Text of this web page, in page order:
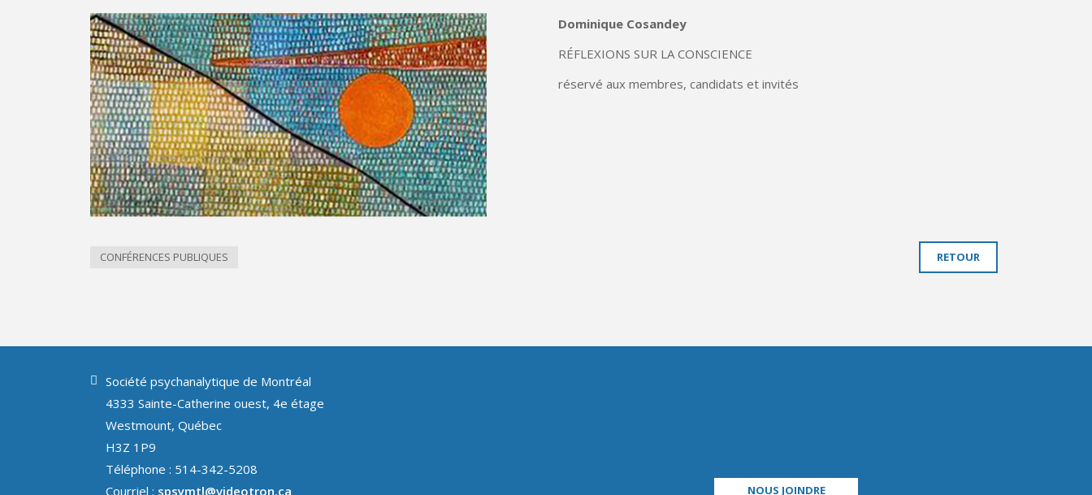
Dominique Cosandey
RÉFLEXIONS SUR LA CONSCIENCE
réservé aux membres, candidats et invités
CONFÉRENCES PUBLIQUES RETOUR
Société psychanalytique de Montréal
4333 Sainte-Catherine ouest, 4e étage
Westmount, Québec
H3Z 1P9
Téléphone : 514-342-5208
Courriel : spsymtl@videotron.ca NOUS JOINDRE